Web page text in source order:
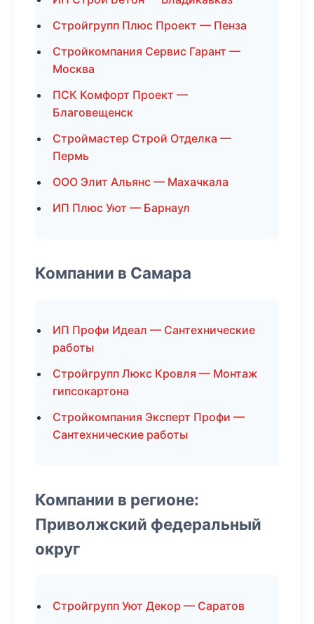
Стройгрупп Плюс Проект — Пенза
Стройкомпания Сервис Гарант —
Москва
ПСК Комфорт Проект —
Благовещенск
Строймастер Строй Отделка —
Пермь
ООО Элит Альянс — Махачкала
ИП Плюс Уют — Барнаул
Компании в Самара
ИП Профи Идеал — Сантехнические
работы
Стройгрупп Люкс Кровля — Монтаж
гипсокартона
Стройкомпания Эксперт Профи —
Сантехнические работы
Компании в регионе:
Приволжский федеральный
округ
Стройгрупп Уют Декор — Саратов